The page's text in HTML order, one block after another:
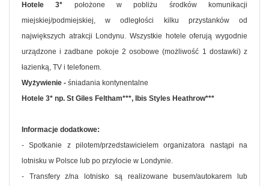
Hotele 3* położone w pobliżu środków komunikacji
miejskiej/podmiejskiej, w odległości kilku przystanków od
największych atrakcji Londynu. Wszystkie hotele oferują wygodnie
urządzone i zadbane pokoje 2 osobowe (możliwość 1 dostawki) z
łazienką, TV i telefonem.
Wyżywienie - śniadania kontynentalne
Hotele 3* np. St Giles Feltham***, Ibis Styles Heathrow***
Informacje dodatkowe:
- Spotkanie z pilotem/przedstawicielem organizatora nastąpi na
lotnisku w Polsce lub po przylocie w Londynie.
- Transfery z/na lotnisko są realizowane busem/autokarem lub